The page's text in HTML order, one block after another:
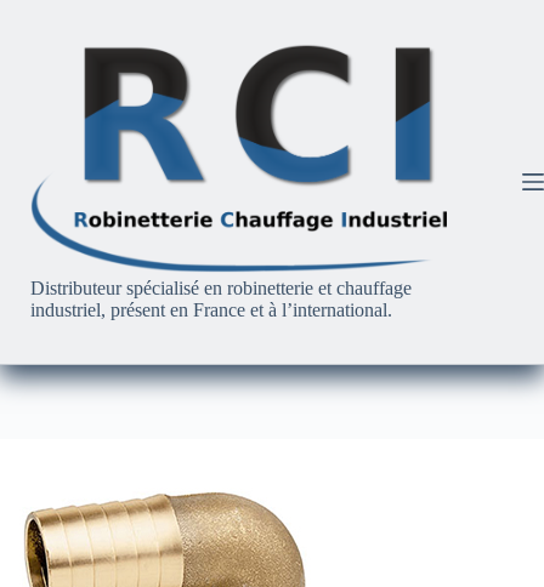
Distributeur spécialisé en robinetterie et chauffage
industriel, présent en France et à l’international.